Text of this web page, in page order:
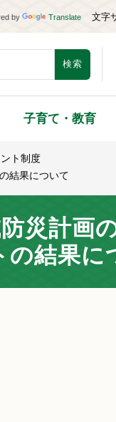
by Translate 文字
子育て・教育
ト制度
結果について
災計画
結果に